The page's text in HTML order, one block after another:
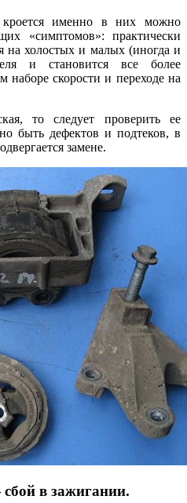
кроется именно в них можно
«симптомов»: практически
на холостых и малых (иногда и
и становится все более
скорости и переходе на
то следует проверить ее
быть дефектов и подтеков, в
замене.
в зажигании.